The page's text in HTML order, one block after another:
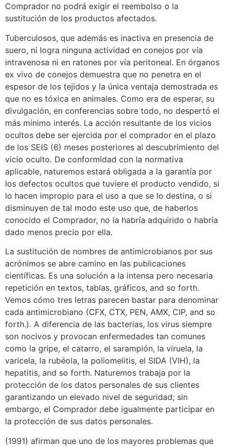
Comprador no podrá exigir el reembolso o la
sustitución de los productos afectados.
Tuberculosos, que además es inactiva en presencia de
suero, ni logra ninguna actividad en conejos por vía
intravenosa ni en ratones por vía peritoneal. En órganos
ex vivo de conejos demuestra que no penetra en el
espesor de los tejidos y la única ventaja demostrada es
que no es tóxica en animales. Como era de esperar, su
divulgación, en conferencias sobre todo, no despertó el
más mínimo interés. La acción resultante de los vicios
ocultos debe ser ejercida por el comprador en el plazo
de los SEIS (6) meses posteriores al descubrimiento del
vicio oculto. De conformidad con la normativa
aplicable, naturemos estará obligada a la garantía por
los defectos ocultos que tuviere el producto vendido, si
lo hacen impropio para el uso a que se lo destina, o si
disminuyen de tal modo este uso que, de haberlos
conocido el Comprador, no la habría adquirido o habría
dado menos precio por ella.
La sustitución de nombres de antimicrobianos por sus
acrónimos se abre camino en las publicaciones
científicas. Es una solución a la intensa pero necesaria
repetición en textos, tablas, gráficos, and so forth.
Vemos cómo tres letras parecen bastar para denominar
cada antimicrobiano (CFX, CTX, PEN, AMX, CIP, and so
forth.). A diferencia de las bacterias, los virus siempre
son nocivos y provocan enfermedades tan comunes
como la gripe, el catarro, el sarampión, la viruela, la
varicela, la rubéola, la poliomelitis, el SIDA (VIH), la
hepatitis, and so forth. Naturemos trabaja por la
protección de los datos personales de sus clientes
garantizando un elevado nivel de seguridad; sin
embargo, el Comprador debe igualmente participar en
la protección de sus datos personales.
(1991) afirman que uno de los mayores problemas que